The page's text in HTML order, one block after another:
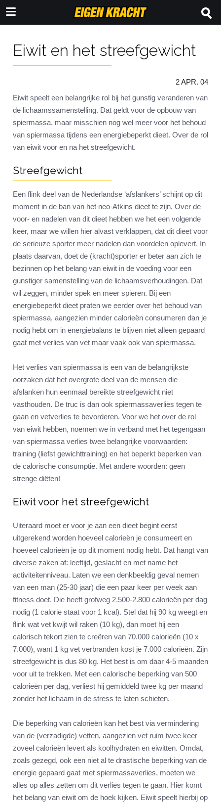
Eiwit en het streefgewicht
2 APR. 04
Eiwit speelt een belangrijke rol bij het gunstig veranderen van
de lichaamssamenstelling. Dat geldt voor de opbouw van
spiermassa, maar misschien nog wel meer voor het behoud
van spiermassa tijdens een energiebeperkt dieet. Over de rol
van eiwit voor en na het streefgewicht.
Streefgewicht
Een flink deel van de Nederlandse ‘afslankers’ schijnt op dit
moment in de ban van het neo-Atkins dieet te zijn. Over de
voor- en nadelen van dit dieet hebben we het een volgende
keer, maar we willen hier alvast verklappen, dat dit dieet voor
de serieuze sporter meer nadelen dan voordelen oplevert. In
plaats daarvan, doet de (kracht)sporter er beter aan zich te
bezinnen op het belang van eiwit in de voeding voor een
gunstiger samenstelling van de lichaamsverhoudingen. Dat
wil zeggen, minder spek en meer spieren. Bij een
energiebeperkt dieet praten we eerder over het behoud van
spiermassa, aangezien minder calorieën consumeren dan je
nodig hebt om in energiebalans te blijven niet alleen gepaard
gaat met verlies van vet maar vaak ook van spiermassa.
Het verlies van spiermassa is een van de belangrijkste
oorzaken dat het overgrote deel van de mensen die
afslanken hun eenmaal bereikte streefgewicht niet
vasthouden. De truc is dan ook spiermassaverlies tegen te
gaan en vetverlies te bevorderen. Voor we het over de rol
van eiwit hebben, noemen we in verband met het tegengaan
van spiermassa verlies twee belangrijke voorwaarden:
training (liefst gewichttraining) en het beperkt beperken van
de calorische consumptie. Met andere woorden: geen
strenge diëten!
Eiwit voor het streefgewicht
Uiteraard moet er voor je aan een dieet begint eerst
uitgerekend worden hoeveel calorieën je consumeert en
hoeveel calorieën je op dit moment nodig hebt. Dat hangt van
diverse zaken af: leeftijd, geslacht en met name het
activiteitenniveau. Laten we een denkbeeldig geval nemen
van een man (25-30 jaar) die een paar keer per week aan
fitness doet. Die heeft grofweg 2.500-2.800 calorieën per dag
nodig (1 calorie staat voor 1 kcal). Stel dat hij 90 kg weegt en
flink wat vet kwijt wil raken (10 kg), dan moet hij een
calorisch tekort zien te creëren van 70.000 calorieën (10 x
7.000), want 1 kg vet verbranden kost je 7.000 calorieën. Zijn
streefgewicht is dus 80 kg. Het best is om daar 4-5 maanden
voor uit te trekken. Met een calorische beperking van 500
calorieën per dag, verliest hij gemiddeld twee kg per maand
zonder het lichaam in de stress te laten schieten.
Die beperking van calorieën kan het best via vermindering
van de (verzadigde) vetten, aangezien vet ruim twee keer
zoveel calorieën levert als koolhydraten en eiwitten. Omdat,
zoals gezegd, ook een niet al te drastische beperking van de
energie gepaard gaat met spiermassaverlies, moeten we
alles op alles zetten om dit verlies tegen te gaan. Hier komt
het belang van eiwit om de hoek kijken. Eiwit speelt hierbij op